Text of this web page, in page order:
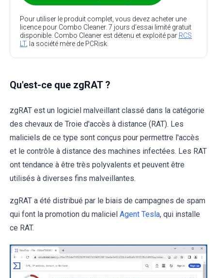
Pour utiliser le produit complet, vous devez acheter une
licence pour Combo Cleaner. 7 jours d’essai limité gratuit
disponible. Combo Cleaner est détenu et exploité par RCS
LT, la société mère de PCRisk.
Qu'est-ce que zgRAT ?
zgRAT est un logiciel malveillant classé dans la catégorie
des chevaux de Troie d'accès à distance (RAT). Les
maliciels de ce type sont conçus pour permettre l'accès
et le contrôle à distance des machines infectées. Les RAT
ont tendance à être très polyvalents et peuvent être
utilisés à diverses fins malveillantes.
zgRAT a été distribué par le biais de campagnes de spam
qui font la promotion du maliciel Agent Tesla, qui installe
ce RAT.